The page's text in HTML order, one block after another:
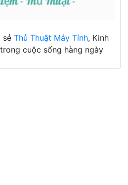
sẻ Thủ Thuật Máy Tính, Kinh
cuộc sống hàng ngày